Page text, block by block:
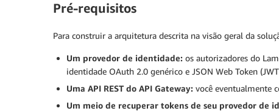
Pré-requisitos
Para construir a arquitetura descrita na visão geral da
Um provedor de identidade: os autorizadores do
identidade OAuth 2.0 genérico e JSON Web Token
Uma API REST do API Gateway: você eventualmente
Um meio de recuperar tokens de seu provedor de